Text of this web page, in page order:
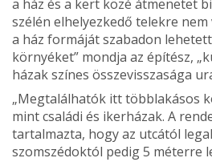
a ház és a kert közé átmenetet
szélén elhelyezkedő telekre
a ház formáját sza­badon
környéket” mond­ja az építész,
házak színes össze­visszasága
„Megtalálhatók itt több­lakásos
mint családi és ikerházak. A
tartalmazta, hogy az utcától
szomszédoktól pedig 5 méterre